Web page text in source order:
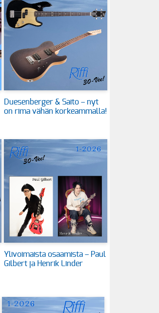
Duesenberger & Saito – nyt
on rima vähän korkeammalla!
Ylivoimaista osaamista – Paul
Gilbert ja Henrik Linder